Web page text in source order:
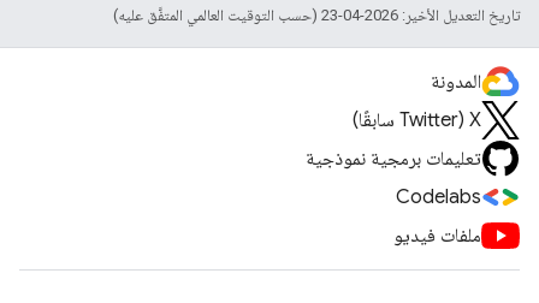
تاريخ التعديل الأخير: 2026-04-23 (حسب التوقيت العالمي المتفَّق عليه)
المدونة
‫X ‏(Twitter سابقًا)
تعليمات برمجية نموذجية
Codelabs
ملفات فيديو